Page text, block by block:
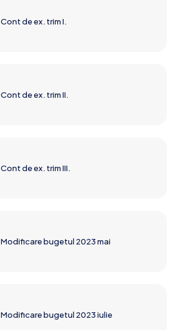
Cont de ex. trim I.
Cont de ex. trim II.
Cont de ex. trim III.
Modificare bugetul 2023 mai
Modificare bugetul 2023 iulie